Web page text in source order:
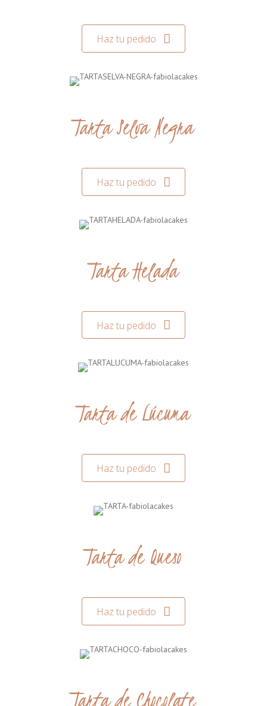
Haz tu pedido
Tarta Selva Negra
Haz tu pedido
Tarta Helada
Haz tu pedido
Tarta de Lúcuma
Haz tu pedido
Tarta de Queso
Haz tu pedido
Tarta de Chocolate